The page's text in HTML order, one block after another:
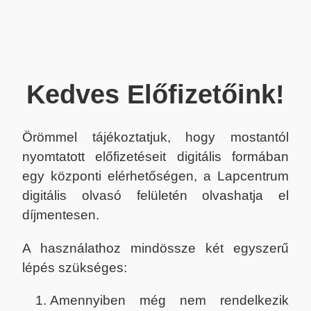
Kedves Előfizetőink!
Örömmel tájékoztatjuk, hogy mostantól
nyomtatott előfizetéseit digitális formában
egy központi elérhetőségen, a Lapcentrum
digitális olvasó felületén olvashatja el
díjmentesen.
A használathoz mindössze két egyszerű
lépés szükséges:
Amennyiben még nem rendelkezik